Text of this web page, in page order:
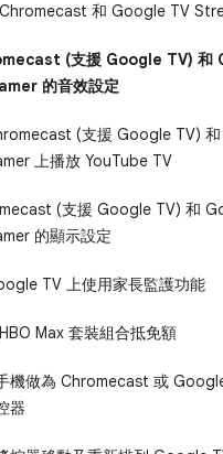
和 Google TV
(支援 Google TV) 和
的音效設定
(支援 Google TV)
上播放 YouTube TV
(支援 Google TV) 和
的顯示設定
TV 上使用家長監護功能
Max 套裝組合抵免額
機做為 Chromecast 或
器